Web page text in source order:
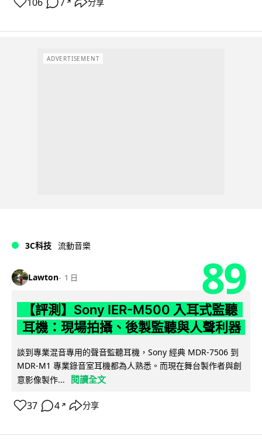
↗
ADVERTISEMENT
3C科技 流動音樂
Lawton 1 日 89
【評測】Sony IER-M500 入耳式監聽
耳機：現場拍攝、後製監聽與人聲利器
談到專業混音專用的聲音監聽耳機，Sony 經典 MDR-7506 到
MDR-M1 專業錄音室耳機都為人熟悉。而現在舞台製作者與創
意影像製作...
閱讀全文
37 4 ↗ 分享